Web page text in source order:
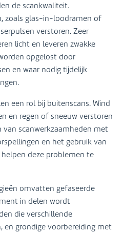
de scankwaliteit.
zoals glas-in-loodramen of
verstoren. Zeer
licht en leveren zwakke
opgelost door
en waar nodig tijdelijk
een rol bij buitenscans. Wind
en regen of sneeuw verstoren
scanwerkzaamheden met
en het gebruik van
deze problemen te
omvatten gefaseerde
in delen wordt
die verschillende
en grondige voorbereiding met